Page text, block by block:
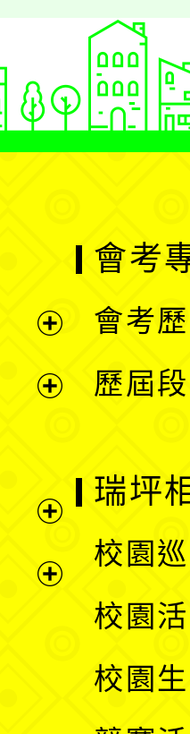
單
選
單
會考
會考
歷屆
瑞坪
校園
校園
校園